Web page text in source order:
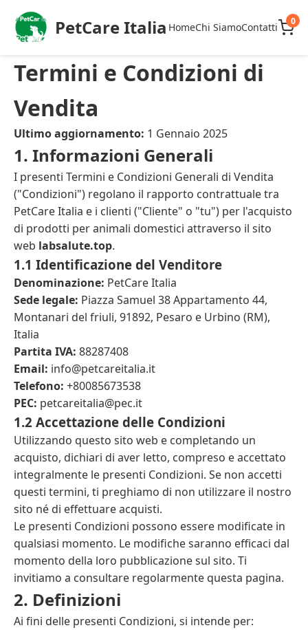
PetCare Italia HomeChi SiamoContatti 0
Termini e Condizioni di
Vendita
Ultimo aggiornamento: 1 Gennaio 2025
1. Informazioni Generali
I presenti Termini e Condizioni Generali di Vendita
("Condizioni") regolano il rapporto contrattuale tra
PetCare Italia e i clienti ("Cliente" o "tu") per l'acquisto
di prodotti per animali domestici attraverso il sito
web labsalute.top.
1.1 Identificazione del Venditore
Denominazione: PetCare Italia
Sede legale: Piazza Samuel 38 Appartamento 44,
Montanari del friuli, 91892, Pesaro e Urbino (RM),
Italia
Partita IVA: 88287408
Email: info@petcareitalia.it
Telefono: +80085673538
PEC: petcareitalia@pec.it
1.2 Accettazione delle Condizioni
Utilizzando questo sito web e completando un
acquisto, dichiari di aver letto, compreso e accettato
integralmente le presenti Condizioni. Se non accetti
questi termini, ti preghiamo di non utilizzare il nostro
sito né di effettuare acquisti.
Le presenti Condizioni possono essere modificate in
qualsiasi momento. Le modifiche saranno efficaci dal
momento della loro pubblicazione sul sito. Ti
invitiamo a consultare regolarmente questa pagina.
2. Definizioni
Ai fini delle presenti Condizioni, si intende per: